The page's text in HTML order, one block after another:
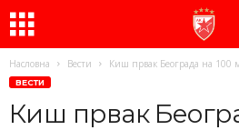
Насловна Вести Киш првак Београда на 100
ВЕСТИ
Киш првак